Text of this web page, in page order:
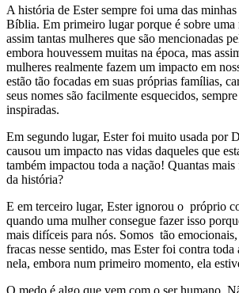
A história de Ester sempre foi uma das
Bíblia. Em primeiro lugar porque é sobre uma
assim tantas mulheres que são mencionadas
embora houvessem muitas na época, mas
mulheres realmente fazem um impacto em
estão tão focadas em suas próprias famílias,
seus nomes são facilmente esquecidos,
inspiradas.
Em segundo lugar, Ester foi muito usada por
causou um impacto nas vidas daqueles que
também impactou toda a nação! Quantas
da história?
E em terceiro lugar, Ester ignorou o próprio
quando uma mulher consegue fazer isso
mais difíceis para nós. Somos tão
fracas nesse sentido, mas Ester foi contra
nela, embora num primeiro momento, ela
O medo é algo que vem com o ser humano.